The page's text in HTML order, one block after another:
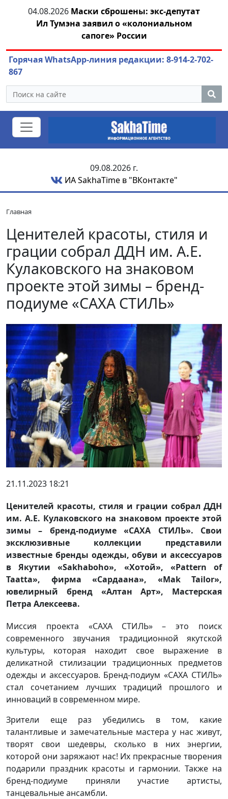
04.08.2026 Маринычев у Путина: смотрины
или антикризисный разбор?
Горячая WhatsApp-линия редакции: 8-914-2-702-
867
09.08.2026 г.
ИА SakhaTime в "ВКонтакте"
Главная
Ценителей красоты, стиля и
грации собрал ДДН им. А.Е.
Кулаковского на знаковом
проекте этой зимы – бренд-
подиуме «САХА СТИЛЬ»
21.11.2023 18:21
Ценителей красоты, стиля и грации собрал ДДН
им. А.Е. Кулаковского на знаковом проекте этой
зимы – бренд-подиуме «САХА СТИЛЬ». Свои
эксклюзивные коллекции представили
известные бренды одежды, обуви и аксессуаров
в Якутии «Sakhaboho», «Хотой», «Pattern of
Taatta», фирма «Сардаана», «Mak Tailor»,
ювелирный бренд «Алтан Арт», Мастерская
Петра Алексеева.
Миссия проекта «САХА СТИЛЬ» – это поиск
современного звучания традиционной якутской
культуры, которая находит свое выражение в
деликатной стилизации традиционных предметов
одежды и аксессуаров. Бренд-подиум «САХА СТИЛЬ»
стал сочетанием лучших традиций прошлого и
инноваций в современном мире.
Зрители еще раз убедились в том, какие
талантливые и замечательные мастера у нас живут,
творят свои шедевры, сколько в них энергии,
которой они заряжают нас! Их прекрасные творения
подарили праздник красоты и гармонии. Также на
бренд-подиуме приняли участие артисты,
танцевальные ансамбли.